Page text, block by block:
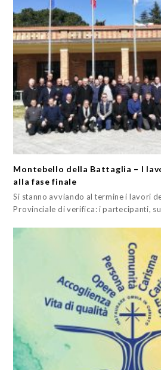
Montebello della Battaglia – I
alla fase finale
Si stanno avviando al termine i lavori
Provinciale di verifica: i partecipanti,